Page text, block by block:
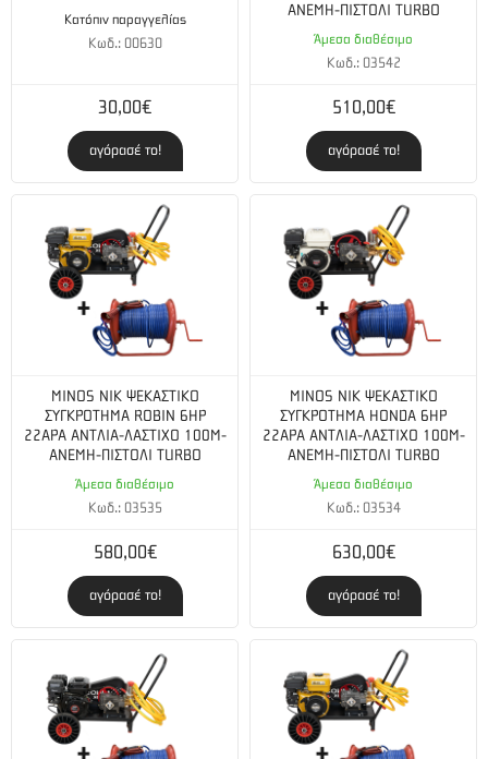
Κατόπιν παραγγελίας
Κωδ.: 00630
30,00€
αγόρασέ το!
ΑΝΕΜΗ-ΠΙΣΤΟΛΙ TURBO
Άμεσα διαθέσιμο
Κωδ.: 03542
510,00€
αγόρασέ το!
MINOS NIK ΨΕΚΑΣΤΙΚΟ
ΣΥΓΚΡΟΤΗΜΑ ROBIN 6HP
22ΑΡΑ ΑΝΤΛΙΑ-ΛΑΣΤΙΧΟ 100M-
ΑΝΕΜΗ-ΠΙΣΤΟΛΙ TURBO
Άμεσα διαθέσιμο
Κωδ.: 03535
580,00€
αγόρασέ το!
MINOS NIK ΨΕΚΑΣΤΙΚΟ
ΣΥΓΚΡΟΤΗΜΑ HONDA 6HP
22ΑΡΑ ΑΝΤΛΙΑ-ΛΑΣΤΙΧΟ 100M-
ΑΝΕΜΗ-ΠΙΣΤΟΛΙ TURBO
Άμεσα διαθέσιμο
Κωδ.: 03534
630,00€
αγόρασέ το!